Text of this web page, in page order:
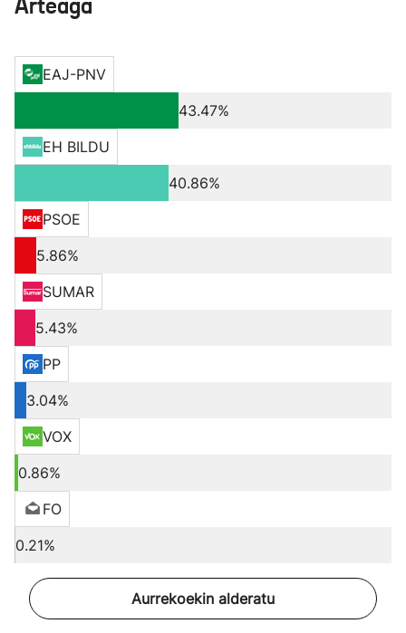
Arteaga
EAJ-PNV
43.47%
EH BILDU
40.86%
PSOE
5.86%
SUMAR
5.43%
PP
3.04%
VOX
0.86%
FO
0.21%
Aurrekoekin alderatu